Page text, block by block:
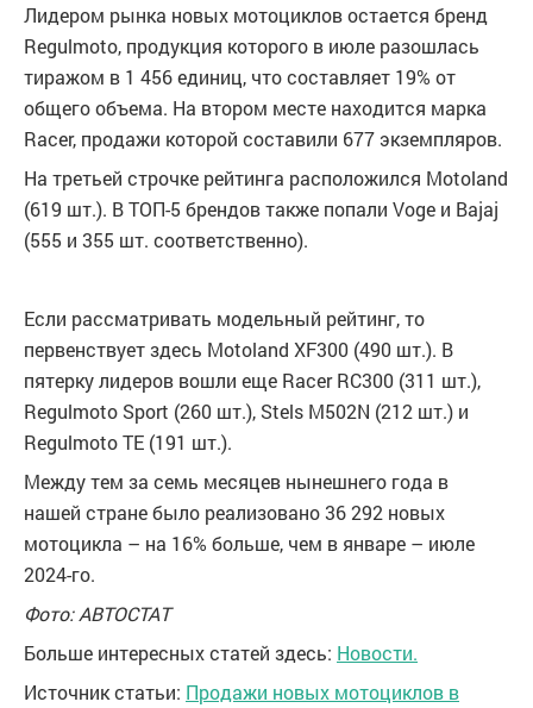
Лидером рынка новых мотоциклов остается бренд
Regulmoto, продукция которого в июле разошлась
тиражом в 1 456 единиц, что составляет 19% от
общего объема. На втором месте находится марка
Racer, продажи которой составили 677 экземпляров.
На третьей строчке рейтинга расположился Motoland
(619 шт.). В ТОП-5 брендов также попали Voge и Bajaj
(555 и 355 шт. соответственно).
Если рассматривать модельный рейтинг, то
первенствует здесь Motoland XF300 (490 шт.). В
пятерку лидеров вошли еще Racer RC300 (311 шт.),
Regulmoto Sport (260 шт.), Stels M502N (212 шт.) и
Regulmoto TE (191 шт.).
Между тем за семь месяцев нынешнего года в
нашей стране было реализовано 36 292 новых
мотоцикла – на 16% больше, чем в январе – июле
2024-го.
Фото: АВТОСТАТ
Больше интересных статей здесь: Новости.
Источник статьи: Продажи новых мотоциклов в